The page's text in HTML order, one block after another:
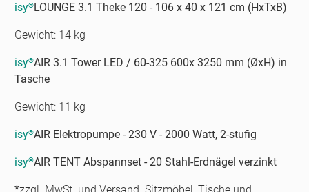
isy®LOUNGE 3.1 Theke 120 - 106 x 40 x 121 cm (HxTxB)
Gewicht: 14 kg
isy®AIR 3.1 Tower LED / 60-325 600x 3250 mm (ØxH) in
Tasche
Gewicht: 11 kg
isy®AIR Elektropumpe - 230 V - 2000 Watt, 2-stufig
isy®AIR TENT Abspannset - 20 Stahl-Erdnägel verzinkt